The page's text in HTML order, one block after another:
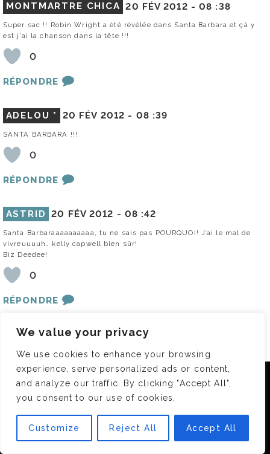
We value your privacy
We use cookies to enhance your browsing
experience, serve personalized ads or content,
and analyze our traffic. By clicking "Accept All",
you consent to our use of cookies.
Customize Reject All Accept All
MONTMARTRE CHICA 20 FÉV 2012 -08 :38
Super sac !! Robin Wright a été révélée dans Santa Barbara et çà y
est j’ai la chanson dans la tête !!!
0
RÉPONDRE
ADELOU * 20 FÉV 2012 - 08 :39
SANTA BARBARA !!!
0
RÉPONDRE
ASTRID 20 FÉV 2012 - 08 :42
Santa Barbaraaaaaaaaaa, tu ne sais pas POURQUOI! J’ai le mal de
vivreuuuuh… kelly capwell bien sûr!
Biz Deedee!
0
RÉPONDRE
CELINE 20 FÉV 2012 -08 :42
Merci de ce concours, quel joli sac !
La réponse est Santa Barbara bien entendu. Cultissime .
Merci de ce blog rafraichissant.
0
Nous utilisons des cookies pour vous garantir la meilleure
expérience sur notre site. Si vous continuez à utiliser ce
dernier, nous considérerons que vous acceptez l'utilisation des
cookies.
OK